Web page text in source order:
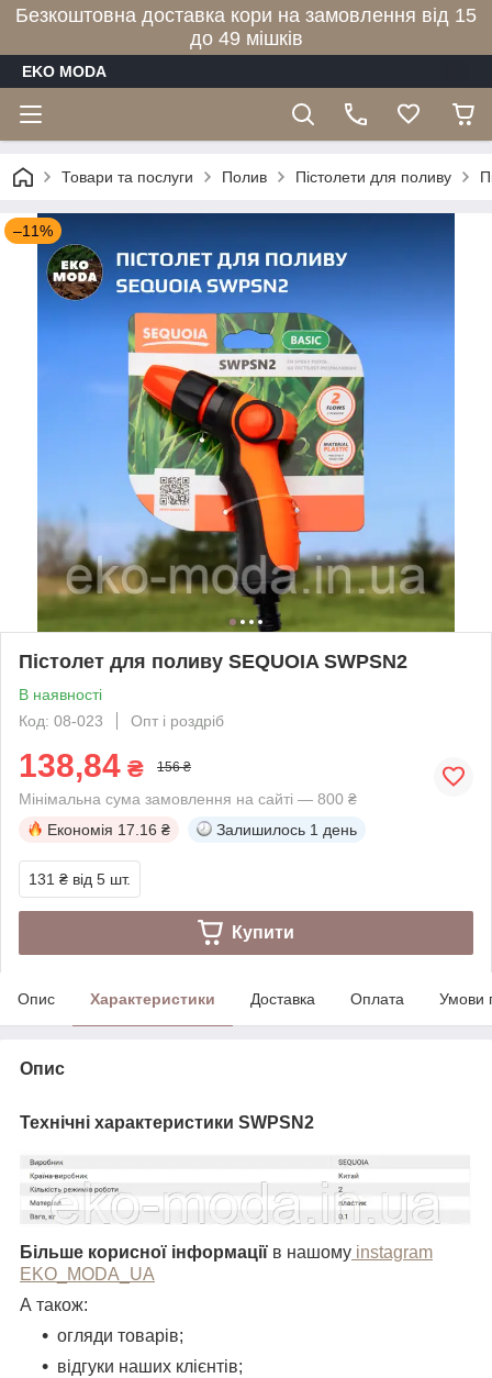
Безкоштовна доставка кори на замовлення від 15
до 49 мішків
EKO MODA
Товари та послуги Полив Пістолети для поливу
–11%
Пістолет для поливу SEQUOIA SWPSN2
В наявності
Код: 08-023
Опт і роздріб
138,84 ₴ 156 ₴
Мінімальна сума замовлення на сайті — 800 ₴
Економія 17.16 ₴ Залишилось 1 день
131 ₴ від 5 шт.
Купити
Опис Характеристики Доставка Оплата Умови
Опис
Технічні характеристики SWPSN2
Більше корисної інформації в нашому instagram
EKO_MODA_UA
А також:
огляди товарів;
відгуки наших клієнтів;